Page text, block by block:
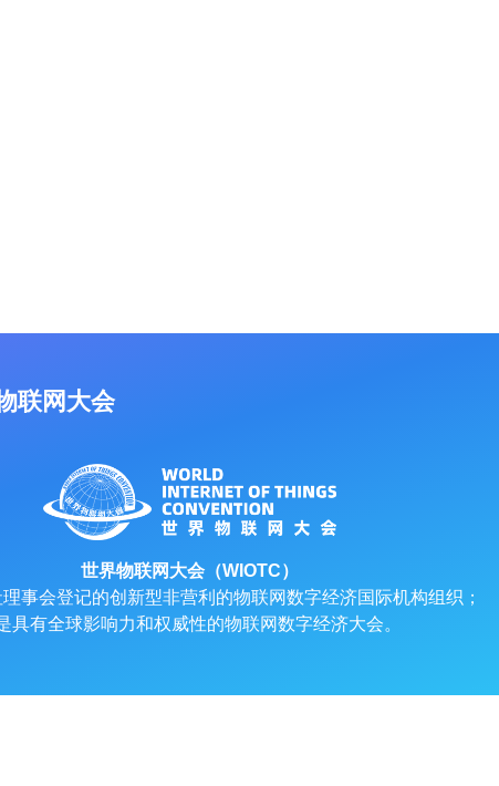
联网大会
世界物联网大会（WIOTC）
事会登记的创新型非营利的物联网数字经济国际机构组织；
具有全球影响力和权威性的物联网数字经济大会。